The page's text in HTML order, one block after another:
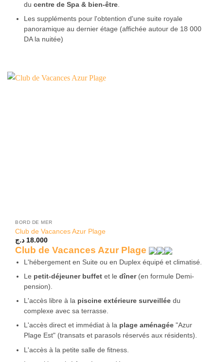
du centre de Spa & bien-être.
Les suppléments pour l'obtention d'une suite royale
panoramique au dernier étage (affichée autour de 18 000
DA la nuitée)
BORD DE MER
Club de Vacances Azur Plage
18.000 د.ج
Club de Vacances Azur Plage
L'hébergement en Suite ou en Duplex équipé et climatisé.
Le petit-déjeuner buffetet le dîner(en formule Demi-
pension).
L'accès libre à la piscine extérieure surveilléedu
complexe avec sa terrasse.
L'accès direct et immédiat à la plage aménagée"Azur
Plage Est" (transats et parasols réservés aux résidents).
L'accès à la petite salle de fitness.